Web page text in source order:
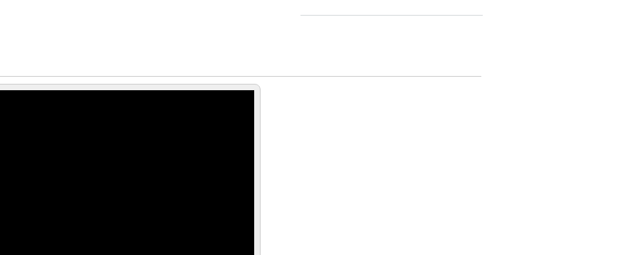
Trailer HD | Barbara Loden | Michael Higgins